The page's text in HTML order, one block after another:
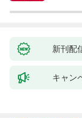
新刊配
キャン